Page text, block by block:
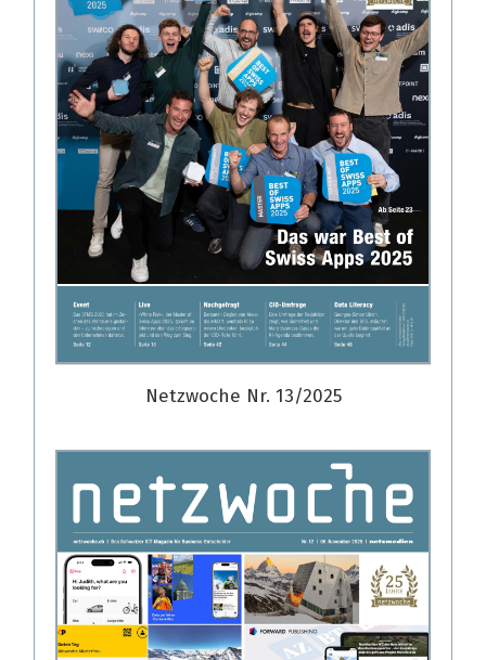
Netzwoche Nr. 13/2025